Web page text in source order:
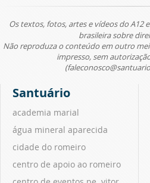
Os textos, fotos, artes e vídeos do A12
brasileira sobre
Não reproduza o conteúdo em outro
impresso, sem
Santuário
academia marial
água mineral aparecida
cidade do romeiro
centro de apoio ao romeiro